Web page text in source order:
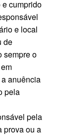
cumprido
e local
de
sempre o
anuência
pela
pela
prova ou a